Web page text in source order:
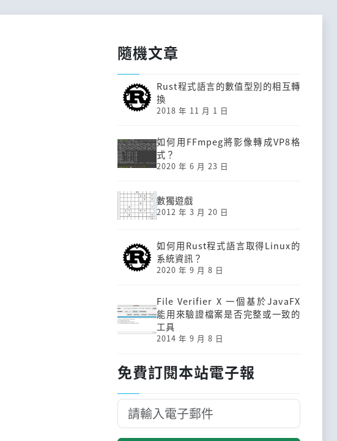
隨機文章
Rust程式語言的數值型別的相互轉
換
2018 年 11 月 1 日
如何用FFmpeg將影像轉成VP8格
式？
2020 年 6 月 23 日
數獨遊戲
2012 年 3 月 20 日
如何用Rust程式語言取得Linux的
系統資訊？
2020 年 9 月 8 日
File Verifier X 一個基於JavaFX
能用來驗證檔案是否完整或一致的
工具
2014 年 9 月 8 日
免費訂閱本站電子報